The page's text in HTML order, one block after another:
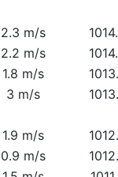
2.3 m/s
2.2 m/s
1.8 m/s
3 m/s
1.9 m/s
0.9 m/s